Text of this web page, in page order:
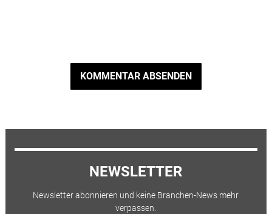
KOMMENTAR ABSENDEN
NEWSLETTER
Newsletter abonnieren und keine Branchen-News mehr
verpassen.